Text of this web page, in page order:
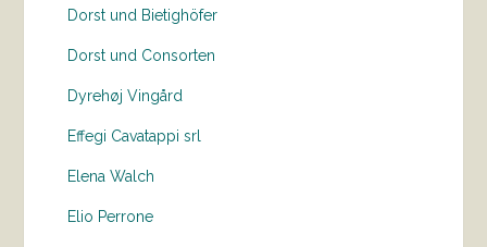
Dorst und Bietighöfer
Dorst und Consorten
Dyrehøj Vingård
Effegi Cavatappi srl
Elena Walch
Elio Perrone